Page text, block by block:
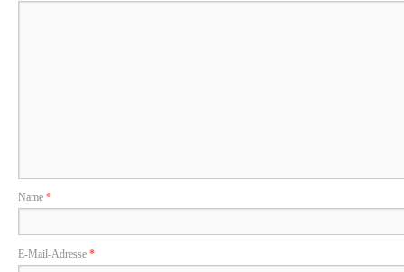
Name *
E-Mail-Adresse *